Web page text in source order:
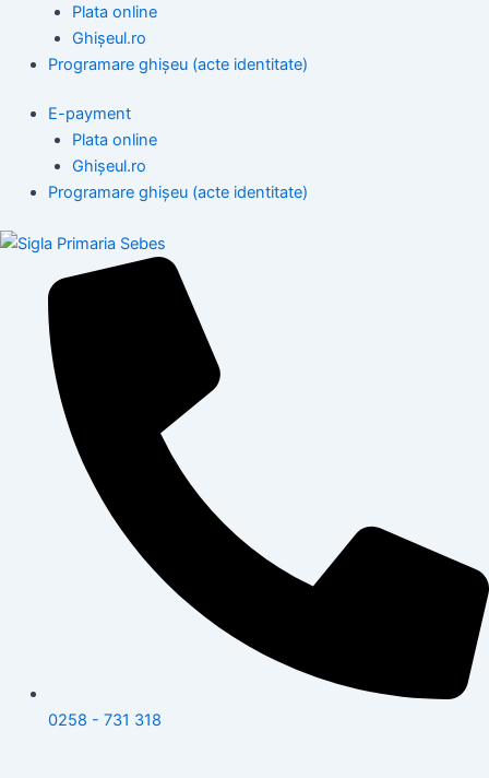
Plata online
Ghișeul.ro
Programare ghișeu (acte identitate)
E-payment
Plata online
Ghișeul.ro
Programare ghișeu (acte identitate)
0258 - 731 318